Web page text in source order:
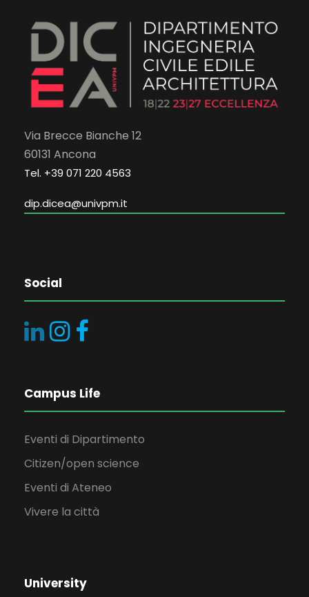
Via Brecce Bianche 12
60131 Ancona
Tel. +39 071 220 4563
dip.dicea@univpm.it
Social
Campus Life
Eventi di Dipartimento
Citizen/open science
Eventi di Ateneo
Vivere la città
University